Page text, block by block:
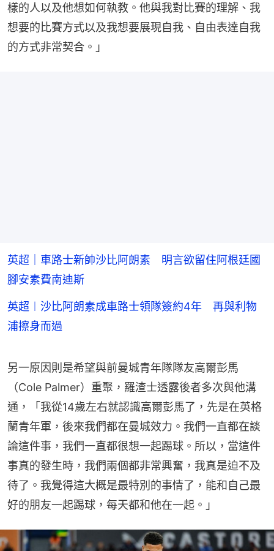
樣的人以及他想如何執教。他與我對比賽的理解、我
想要的比賽方式以及我想要展現自我、自由表達自我
的方式非常契合。」
英超｜車路士新帥沙比阿朗素 明言欲留住阿根廷國
腳安素費南迪斯
英超︱沙比阿朗素成車路士領隊簽約4年 再與利物
浦擦身而過
另一原因則是希望與前曼城青年隊隊友高爾彭馬
（Cole Palmer）重聚，羅渣士透露後者多次與他溝
通，「我從14歲左右就認識高爾彭馬了，先是在英格
蘭青年軍，後來我們都在曼城效力。我們一直都在談
論這件事，我們一直都很想一起踢球。所以，當這件
事真的發生時，我們兩個都非常興奮，我真是迫不及
待了。我覺得這大概是最特別的事情了，能和自己最
好的朋友一起踢球，每天都和他在一起。」